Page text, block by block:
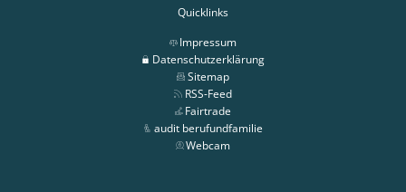
Quicklinks
Impressum
Datenschutzerklärung
Sitemap
RSS-Feed
Fairtrade
audit berufundfamilie
Webcam